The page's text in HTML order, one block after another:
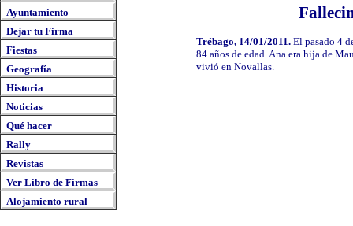
Ayuntamiento
Dejar tu Firma
Fiestas
Geografía
Historia
Noticias
Qué hacer
Rally
Revistas
Ver Libro de Firmas
Alojamiento rural
Trébago, 14/01/2011. El pasado 4
84 años de edad. Ana era hija de
vivió en Novallas.